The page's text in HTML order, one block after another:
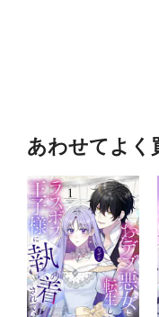
あわせてよく